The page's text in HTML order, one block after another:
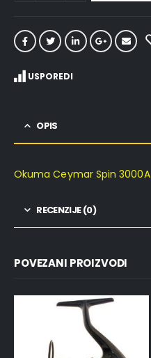
USPOREDI
OPIS
Okuma Ceymar Spin 3000A
RECENZIJE (0)
POVEZANI PROIZVODI